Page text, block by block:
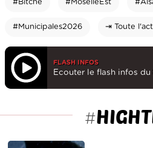
#Bitche #MoselleEst
#Municipales2026 ⇥ Toute
FLASH INFOS
Ecouter le flash infos
#